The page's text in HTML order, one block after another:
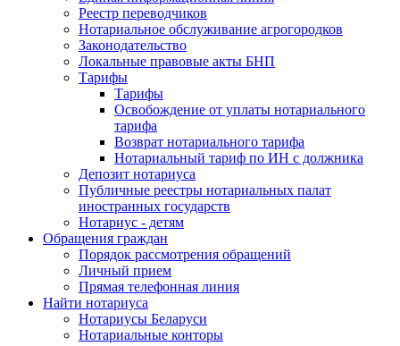
Реестр переводчиков
Нотариальное обслуживание агрогородков
Законодательство
Локальные правовые акты БНП
Тарифы
Тарифы
Освобождение от уплаты нотариального
тарифа
Возврат нотариального тарифа
Нотариальный тариф по ИН с должника
Депозит нотариуса
Публичные реестры нотариальных палат
иностранных государств
Нотариус - детям
Обращения граждан
Порядок рассмотрения обращений
Личный прием
Прямая телефонная линия
Найти нотариуса
Нотариусы Беларуси
Нотариальные конторы